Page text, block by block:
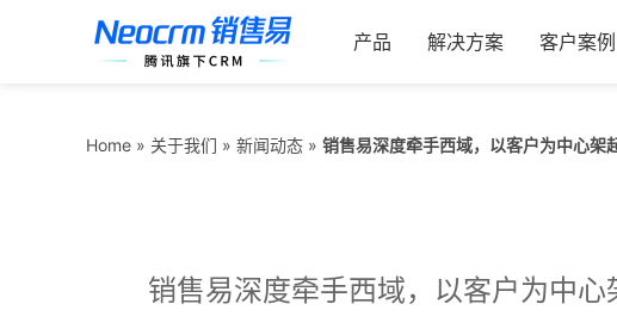
产品 解决方案 客户案例
Home » 关于我们 » 新闻动态 » 销售易深度牵手西域，以客户为中心架
销售易深度牵手西域，以客户为中心